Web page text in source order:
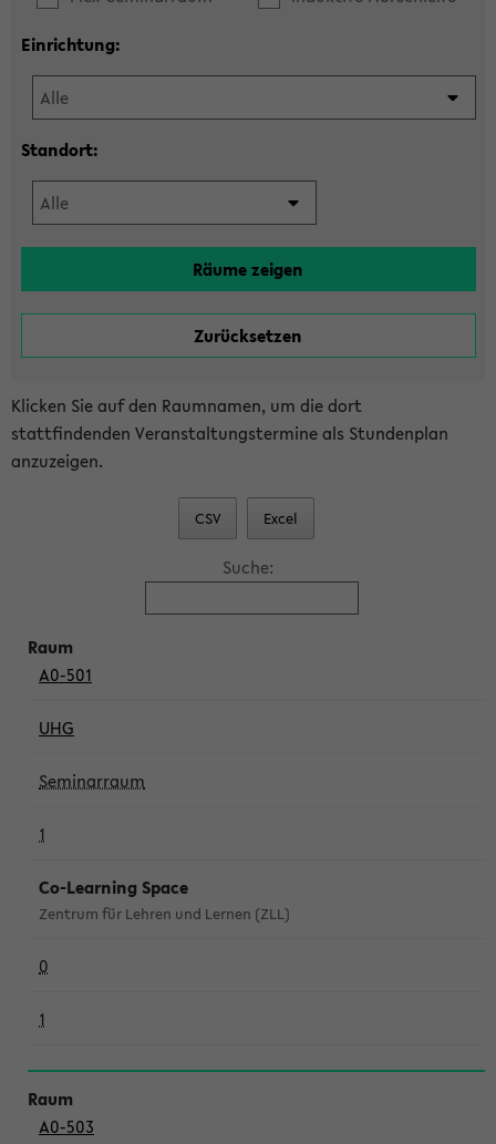
Einrichtung:
Standort:
Klicken Sie auf den Raumnamen, um die dort
stattfindenden Veranstaltungstermine als Stundenplan
anzuzeigen.
CSV Excel
Suche:
A0-501
UHG
Seminarraum
1
Co-Learning Space
Zentrum für Lehren und Lernen (ZLL)
0
1
A0-503